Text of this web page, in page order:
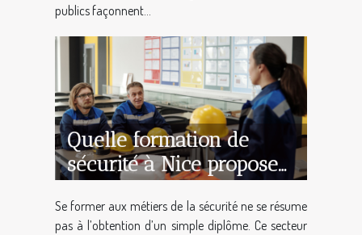
publics façonnent...
Quelle formation de
sécurité à Nice propose
un accompagnement
complet ?
Se former aux métiers de la sécurité ne se résume
pas à l’obtention d’un simple diplôme. Ce secteur